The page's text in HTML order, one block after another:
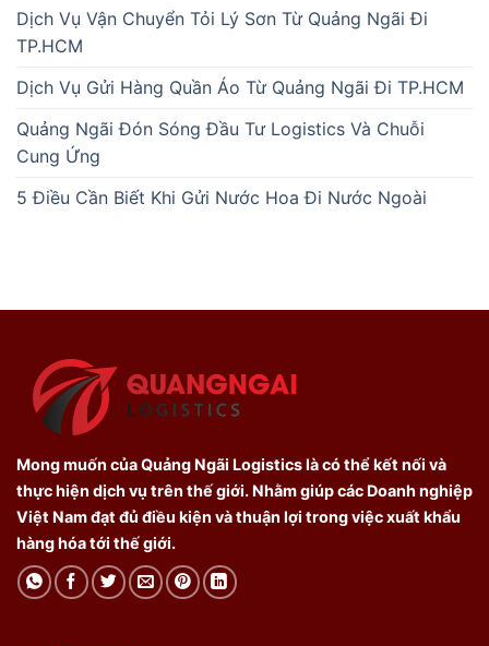
Dịch Vụ Vận Chuyển Tỏi Lý Sơn Từ Quảng Ngãi Đi
TP.HCM
Dịch Vụ Gửi Hàng Quần Áo Từ Quảng Ngãi Đi TP.HCM
Quảng Ngãi Đón Sóng Đầu Tư Logistics Và Chuỗi
Cung Ứng
5 Điều Cần Biết Khi Gửi Nước Hoa Đi Nước Ngoài
Mong muốn của Quảng Ngãi Logistics là có thể kết nối và
thực hiện dịch vụ trên thế giới. Nhằm giúp các Doanh nghiệp
Việt Nam đạt đủ điều kiện và thuận lợi trong việc xuất khẩu
hàng hóa tới thế giới.